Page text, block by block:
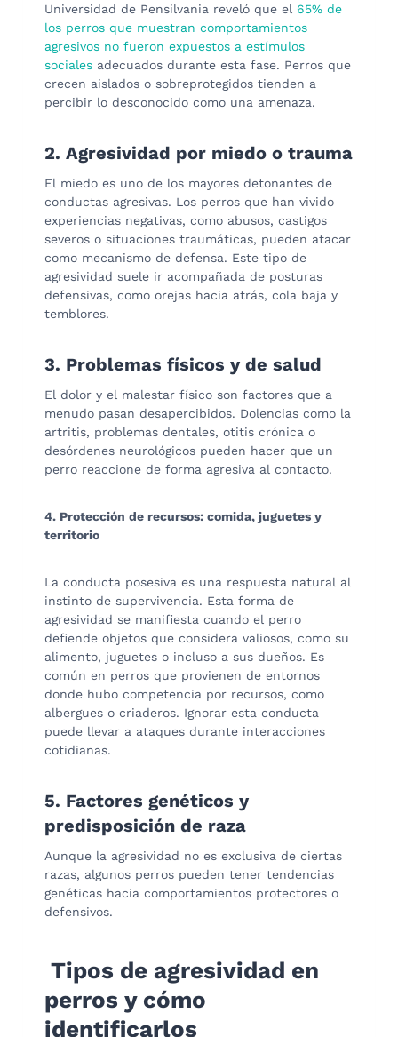
Universidad de Pensilvania reveló que el 65% de
los perros que muestran comportamientos
agresivos no fueron expuestos a estímulos
sociales adecuados durante esta fase. Perros que
crecen aislados o sobreprotegidos tienden a
percibir lo desconocido como una amenaza.
2. Agresividad por miedo o trauma
El miedo es uno de los mayores detonantes de
conductas agresivas. Los perros que han vivido
experiencias negativas, como abusos, castigos
severos o situaciones traumáticas, pueden atacar
como mecanismo de defensa. Este tipo de
agresividad suele ir acompañada de posturas
defensivas, como orejas hacia atrás, cola baja y
temblores.
3. Problemas físicos y de salud
El dolor y el malestar físico son factores que a
menudo pasan desapercibidos. Dolencias como la
artritis, problemas dentales, otitis crónica o
desórdenes neurológicos pueden hacer que un
perro reaccione de forma agresiva al contacto.
4. Protección de recursos: comida, juguetes y
territorio
La conducta posesiva es una respuesta natural al
instinto de supervivencia. Esta forma de
agresividad se manifiesta cuando el perro
defiende objetos que considera valiosos, como su
alimento, juguetes o incluso a sus dueños. Es
común en perros que provienen de entornos
donde hubo competencia por recursos, como
albergues o criaderos. Ignorar esta conducta
puede llevar a ataques durante interacciones
cotidianas.
5. Factores genéticos y
predisposición de raza
Aunque la agresividad no es exclusiva de ciertas
razas, algunos perros pueden tener tendencias
genéticas hacia comportamientos protectores o
defensivos.
Tipos de agresividad en
perros y cómo
identificarlos